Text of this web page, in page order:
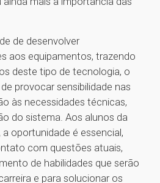
de desenvolver
aos equipamentos, trazendo
deste tipo de tecnologia, o
provocar sensibilidade nas
às necessidades técnicas,
do sistema. Aos alunos da
a oportunidade é essencial,
com questões atuais,
de habilidades que serão
e para solucionar os